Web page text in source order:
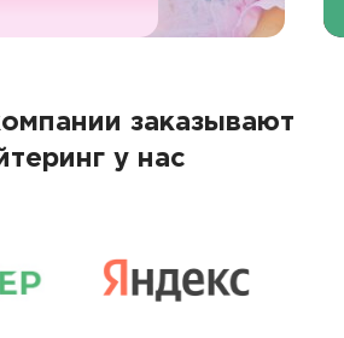
заказывают
у нас